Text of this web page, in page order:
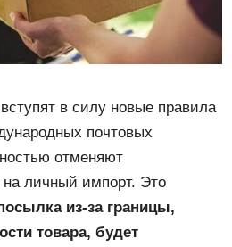
в силу новые правила
почтовых
отменяют
личный импорт. Это
из-за границы,
товара, будет